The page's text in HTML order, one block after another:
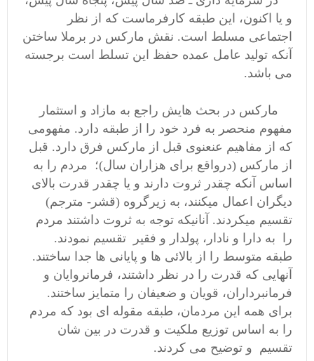
و یا اکنون، این طبقه کارفرماست که از نظر
اجتماعی مسلط است. نقش مارکس در برملا ساختن
آنکه تولید عامل عمده حفظ این تسلط است برجسته
می باشد.
مارکس در بحث هایش راجع به مازاد و استثمار
مفهوم منحصر به فرد خود را از طبقه دارد. مفهومی
که از مفاهیم عنعنوی قبل از مارکس فرق دارد. قبل
از مارکس (درواقع برای هزاران سال)؛ مردم را به
اساس آنکه چقدر ثروت دارند و یا چقدر قدرت بالای
دیگران اعمال میکنند، به زیرگروه (قشر- مترجم)
تقسیم میکردند. آنانیکه توجه به ثروت داشتند مردم
را به دارا و نادار، پولدار و فقیر تقسیم نمودند.
طبقه متوسط را از بالائی ها و پایانی ها جدا ساختند.
آنهایی که قدرت را در نظر داشتند، فرمانروایان و
فرمانبرداران، قویان و ضعیفان را متمایز ساختند.
برای همه این مردمان، طبقه مقوله ای بود که مردم
را به اساس توزیع ملکیت و قدرت در بین شان
تقسیم و توضیح می کردند.